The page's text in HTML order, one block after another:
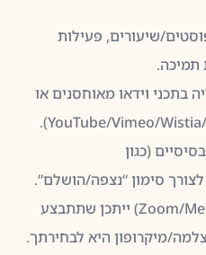
שיעורים, פעילות
תמיכה.
בתכני וידאו מאוחסנים או
מוזרמים (למשל YouTube/Vimeo/Wistia/S3/CDN).
(כגון
סימון “נצפה/הושלם”.
בשיעורים חיים (למשל Zoom/Meet) ייתכן שתתבצע
מיקרופון היא לבחירתך.